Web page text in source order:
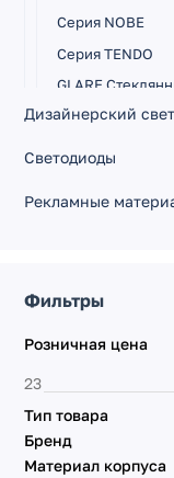
Серия NOBE
Серия TENDO
GLARE
рамки
рамки
аксессуары
сенсор]
Подрозетники и
Серия AKIRY
Серия GLARE
Дизайнерский свет
Светодиоды
Рекламные
Фильтры
Розничная цена
Тип товара
Бренд
Материал корпуса